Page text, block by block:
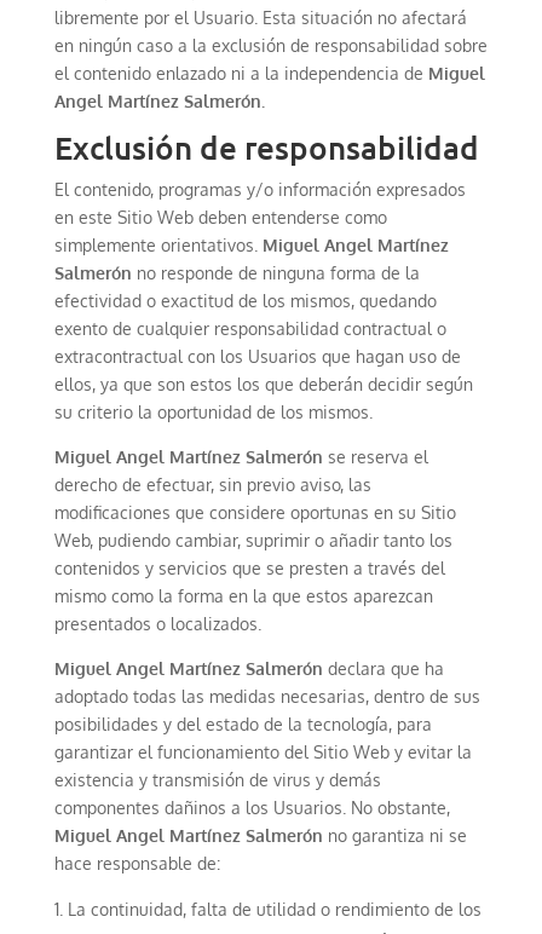
libremente por el Usuario. Esta situación no afectará
en ningún caso a la exclusión de responsabilidad sobre
el contenido enlazado ni a la independencia de Miguel
Angel Martínez Salmerón
Exclusión de responsabilidad
El contenido, programas y/o información expresados
en este Sitio Web deben entenderse como
simplemente orientativos. Miguel Angel Martínez
Salmerón no responde de ninguna forma de la
efectividad o exactitud de los mismos, quedando
exento de cualquier responsabilidad contractual o
extracontractual con los Usuarios que hagan uso de
ellos, ya que son estos los que deberán decidir según
su criterio la oportunidad de los mismos.
Miguel Angel Martínez Salmerón se reserva el
derecho de efectuar, sin previo aviso, las
modificaciones que considere oportunas en su Sitio
Web, pudiendo cambiar, suprimir o añadir tanto los
contenidos y servicios que se presten a través del
mismo como la forma en la que estos aparezcan
presentados o localizados.
Miguel Angel Martínez Salmerón declara que ha
adoptado todas las medidas necesarias, dentro de sus
posibilidades y del estado de la tecnología, para
garantizar el funcionamiento del Sitio Web y evitar la
existencia y transmisión de virus y demás
componentes dañinos a los Usuarios. No obstante,
Miguel Angel Martínez Salmerón no garantiza ni se
hace responsable de:
La continuidad, falta de utilidad o rendimiento de los